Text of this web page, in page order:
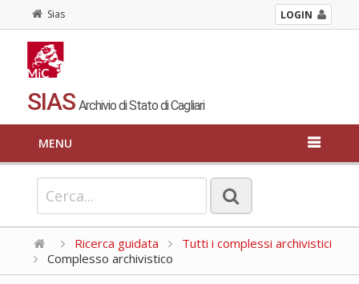
Sias LOGIN
SIAS Archivio di Stato di Cagliari
MENU
Ricerca guidata
Tutti i complessi archivistici
Complesso archivistico